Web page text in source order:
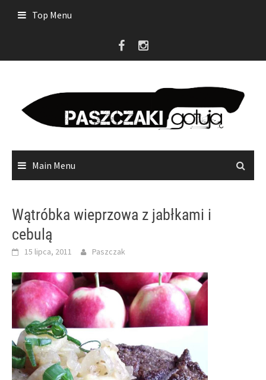
Top Menu
Main Menu
Wątróbka wieprzowa z jabłkami i
cebulą
15 lipca, 2011 Paszczak